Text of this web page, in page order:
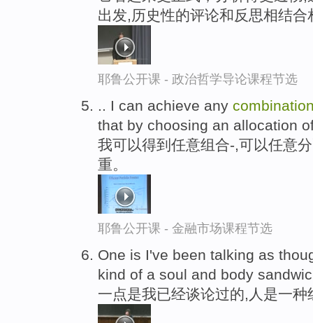
出发,历史性的评论和反思相结合
耶鲁公开课 - 政治哲学导论课程节选
.. I can achieve any
that by choosing an allocation
我可以得到任意组合-,可以任意
重。
耶鲁公开课 - 金融市场课程节选
One is I've been talking as
kind of a soul and body
一点是我已经谈论过的,人是一